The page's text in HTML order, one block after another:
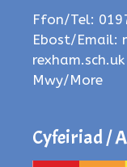
Ffon/Tel:
Ebost/Email:
rexham.sch.uk
Mwy/More
Cyfeiriad /